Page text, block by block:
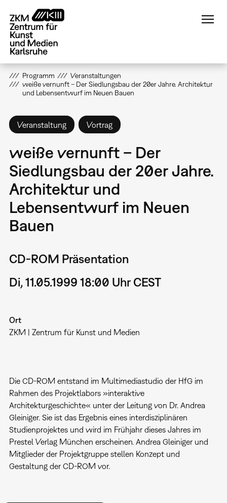
zum
Inhalt
Programm
Veranstaltungen
weiße vernunft – Der Siedlungsbau der 20er Jahre. Architektur
und Lebensentwurf im Neuen Bauen
Veranstaltung Vortrag
weiße vernunft – Der
Siedlungsbau der 20er Jahre.
Architektur und
Lebensentwurf im Neuen
Bauen
CD-ROM Präsentation
Di, 11.05.1999 18:00 Uhr CEST
Ort
ZKM | Zentrum für Kunst und Medien
Die CD-ROM entstand im Multimediastudio der HfG im
Rahmen des Projektlabors »interaktive
Architekturgeschichte« unter der Leitung von Dr. Andrea
Gleiniger. Sie ist das Ergebnis eines interdisziplinären
Studienprojektes und wird im Frühjahr dieses Jahres im
Prestel Verlag München erscheinen. Andrea Gleiniger und
Mitglieder der Projektgruppe stellen Konzept und
Gestaltung der CD-ROM vor.